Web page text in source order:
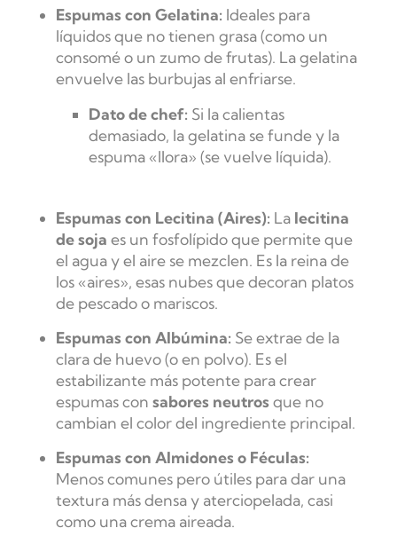
Espumas con Gelatina: Ideales para
líquidos que no tienen grasa (como un
consomé o un zumo de frutas). La gelatina
envuelve las burbujas al enfriarse.
Dato de chef: Si la calientas
demasiado, la gelatina se funde y la
espuma «llora» (se vuelve líquida).
Espumas con Lecitina (Aires): La lecitina
de soja es un fosfolípido que permite que
el agua y el aire se mezclen. Es la reina de
los «aires», esas nubes que decoran platos
de pescado o mariscos.
Espumas con Albúmina: Se extrae de la
clara de huevo (o en polvo). Es el
estabilizante más potente para crear
espumas con sabores neutrosque no
cambian el color del ingrediente principal.
Espumas con Almidones o Féculas:
Menos comunes pero útiles para dar una
textura más densa y aterciopelada, casi
como una crema aireada.